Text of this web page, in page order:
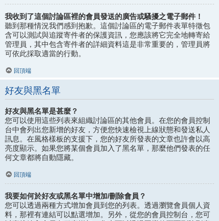
我收到了這個討論區裡的會員發送的廣告或騷擾之電子郵件！
聽到那種情況我們感到抱歉。這個討論區的電子郵件表單特徵包
含可以測試與追蹤寄件者的保護資訊，您應該將它完全地轉寄給
管理員，其中包含寄件者的詳細資料這是非常重要的，管理員將
可依此採取適當的行動。
回頂端
好友與黑名單
好友與黑名單是甚麼？
您可以使用這些列表來組織討論區的其他會員。在您的會員控制
台中會列出您新增的好友，方便您快速檢視上線狀態和發送私人
訊息。在風格樣板的支援下，您的好友所發表的文章也許會以高
亮度顯示。如果您將某個會員加入了黑名單，那麼他們發表的任
何文章都將自動隱藏。
回頂端
我要如何於好友或黑名單中增加/刪除會員？
您可以透過兩種方式增加會員到您的列表。透過瀏覽會員個人資
料，那裡有連結可以點選增加。另外，從您的會員控制台，您可